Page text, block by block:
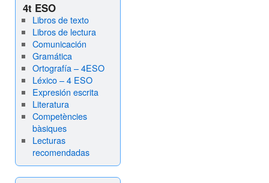
4t ESO
Libros de texto
Libros de lectura
Comunicación
Gramática
Ortografía – 4ESO
Léxico – 4 ESO
Expresión escrita
Literatura
Competències
bàsiques
Lecturas
recomendadas